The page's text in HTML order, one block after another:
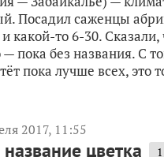
Посадил саженцы
какой-то 6-30. Сказали,
пока без названия. С
пока лучше всех, это
2017, 11:55
цветка 1